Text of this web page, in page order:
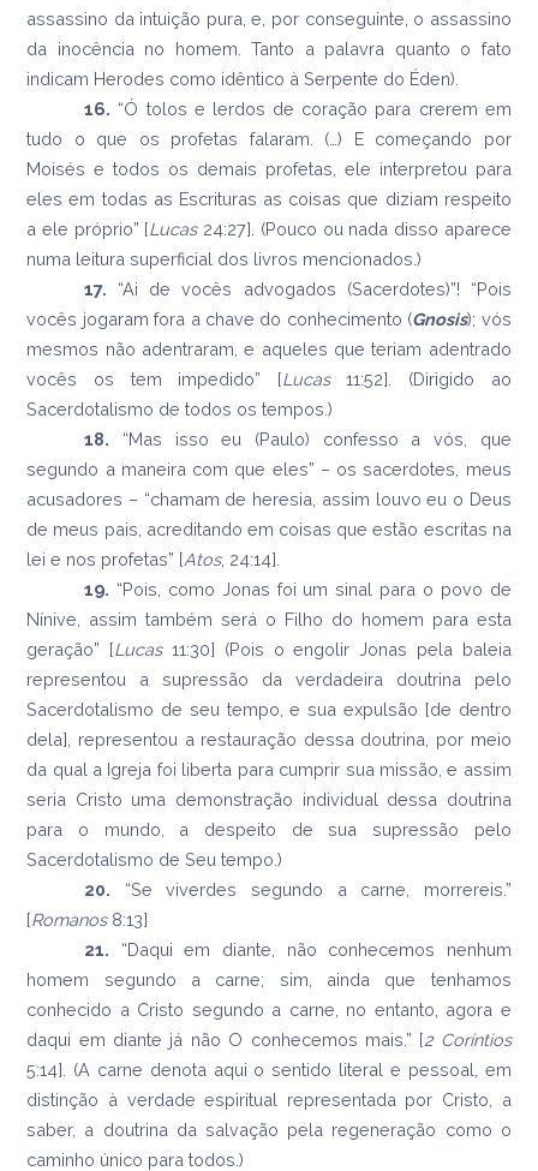
assassino da intuição pura, e, por conseguinte, o assassino
da inocência no homem. Tanto a palavra quanto o fato
indicam Herodes como idêntico à Serpente do Éden).
16. “Ó tolos e lerdos de coração para crerem em
tudo o que os profetas falaram. (…) E começando por
Moisés e todos os demais profetas, ele interpretou para
eles em todas as Escrituras as coisas que diziam respeito
a ele próprio” [Lucas24:27]. (Pouco ou nada disso aparece
numa leitura superficial dos livros mencionados.)
17. “Ai de vocês advogados (Sacerdotes)”! “Pois
vocês jogaram fora a chave do conhecimento (Gnosis); vós
mesmos não adentraram, e aqueles que teriam adentrado
vocês os tem impedido” [Lucas11:52]. (Dirigido ao
Sacerdotalismo de todos os tempos.)
18. “Mas isso eu (Paulo) confesso a vós, que
segundo a maneira com que eles” – os sacerdotes, meus
acusadores – “chamam de heresia, assim louvo eu o Deus
de meus pais, acreditando em coisas que estão escritas na
lei e nos profetas” [Atos, 24:14].
19. “Pois, como Jonas foi um sinal para o povo de
Nínive, assim também será o Filho do homem para esta
geração” [Lucas11:30] (Pois o engolir Jonas pela baleia
representou a supressão da verdadeira doutrina pelo
Sacerdotalismo de seu tempo, e sua expulsão [de dentro
dela], representou a restauração dessa doutrina, por meio
da qual a Igreja foi liberta para cumprir sua missão, e assim
seria Cristo uma demonstração individual dessa doutrina
para o mundo, a despeito de sua supressão pelo
Sacerdotalismo de Seu tempo.)
20. “Se viverdes segundo a carne, morrereis.”
[Romanos8:13]
21. “Daqui em diante, não conhecemos nenhum
homem segundo a carne; sim, ainda que tenhamos
conhecido a Cristo segundo a carne, no entanto, agora e
daqui em diante já não O conhecemos mais.” [2 Coríntios
5:14]. (A carne denota aqui o sentido literal e pessoal, em
distinção à verdade espiritual representada por Cristo, a
saber, a doutrina da salvação pela regeneração como o
caminho único para todos.)